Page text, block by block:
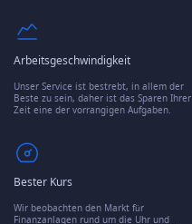
Arbeitsgeschwindigkeit
Unser Service ist bestrebt, in allem der
Beste zu sein, daher ist das Sparen Ihrer
Zeit eine der vorrangigen Aufgaben.
Bester Kurs
Wir beobachten den Markt für
Finanzanlagen rund um die Uhr und